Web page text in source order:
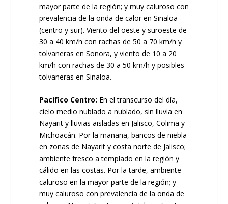
mayor parte de la región; y muy caluroso con
prevalencia de la onda de calor en Sinaloa
(centro y sur). Viento del oeste y suroeste de
30 a 40 km/h con rachas de 50 a 70 km/h y
tolvaneras en Sonora, y viento de 10 a 20
km/h con rachas de 30 a 50 km/h y posibles
tolvaneras en Sinaloa.
Pacífico Centro: En el transcurso del día,
cielo medio nublado a nublado, sin lluvia en
Nayarit y lluvias aisladas en Jalisco, Colima y
Michoacán. Por la mañana, bancos de niebla
en zonas de Nayarit y costa norte de Jalisco;
ambiente fresco a templado en la región y
cálido en las costas. Por la tarde, ambiente
caluroso en la mayor parte de la región; y
muy caluroso con prevalencia de la onda de